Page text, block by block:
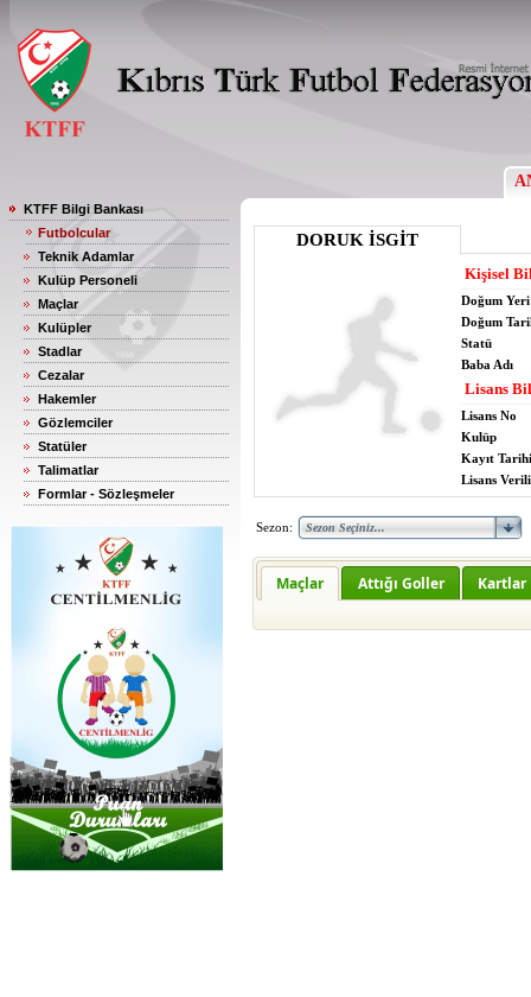
KTFF Bilgi Bankası
Futbolcular
Teknik Adamlar
Kulüp Personeli
Maçlar
Kulüpler
Stadlar
Cezalar
Hakemler
Gözlemciler
Statüler
Talimatlar
Formlar - Sözleşmeler
DORUK İSGİT
Kişisel
Doğum Yeri
Doğum
Statü
Baba Adı
Lisans
Lisans No
Kulüp
Kayıt Tarihi
Lisans
Sezon:
Maçlar Attığı Goller Kartlar